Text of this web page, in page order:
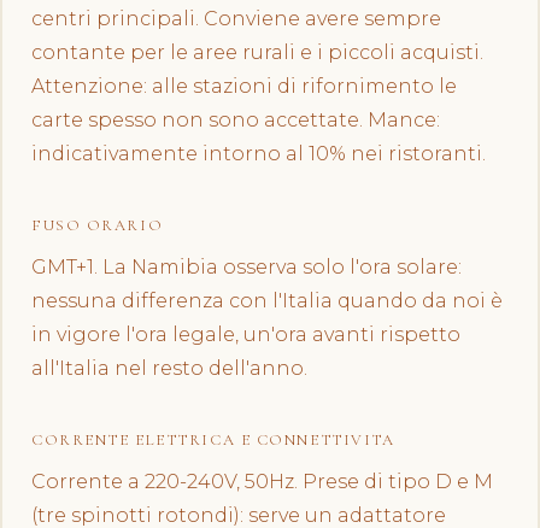
centri principali. Conviene avere sempre
contante per le aree rurali e i piccoli acquisti.
Attenzione: alle stazioni di rifornimento le
carte spesso non sono accettate. Mance:
indicativamente intorno al 10% nei ristoranti.
FUSO ORARIO
GMT+1. La Namibia osserva solo l'ora solare:
nessuna differenza con l'Italia quando da noi è
in vigore l'ora legale, un'ora avanti rispetto
all'Italia nel resto dell'anno.
CORRENTE ELETTRICA E CONNETTIVITA
Corrente a 220-240V, 50Hz. Prese di tipo D e M
(tre spinotti rotondi): serve un adattatore